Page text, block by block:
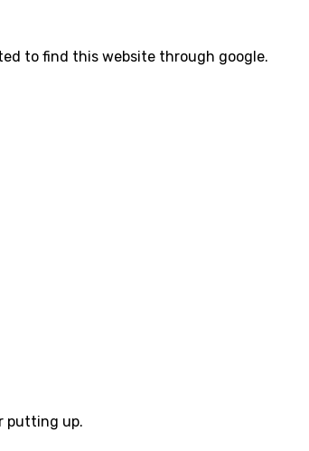
to find this website through google.
putting up.